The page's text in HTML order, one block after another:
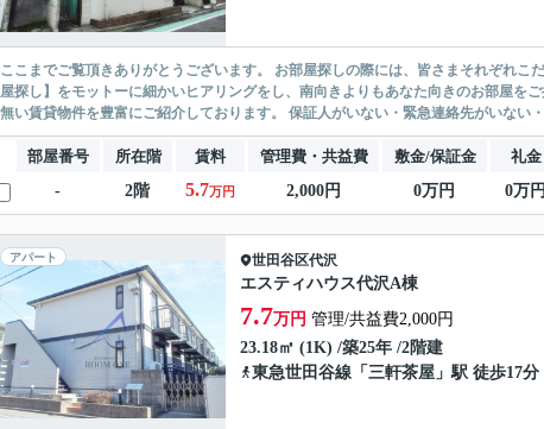
ここまでご覧頂きありがとうございます。 お部屋探しの際には、皆さまそれぞれこだわりの条件があると思いますが、当社では【あなたに１番のお部
屋探し】をモットーに細かいヒアリングをし、南向きよりもあなた向きのお部屋をご提案いたします。 シングル物件からフ
無い賃貸物件を豊富にご紹介しております。 保証人がいない
部屋番号 所在階 賃料 管理費・共益費 敷金/保証金 礼金
-
2階 5.7万円 2,000円 0万円 0万円
アパート 世田谷区代沢
エスティハウス代沢A棟
7.7万円 管理/共益費2,000円
23.18㎡ (1K) /築25年 /2階建
東急世田谷線 「 三軒茶屋 」駅 徒歩17分